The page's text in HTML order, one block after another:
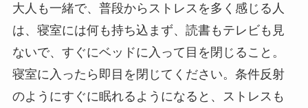
大人も一緒で、普段からストレスを多く感じる人
は、寝室には何も持ち込まず、読書もテレビも見
ないで、すぐにベッドに入って目を閉じること。
寝室に入ったら即目を閉じてください。条件反射
のようにすぐに眠れるようになると、ストレスも